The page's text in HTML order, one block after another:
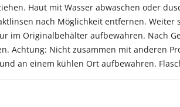
Haut mit Wasser abwaschen oder
nach Möglichkeit entfernen.
im Originalbehälter aufbewahren. Nach
Achtung: Nicht zusammen mit anderen
an einem kühlen Ort aufbewahren.